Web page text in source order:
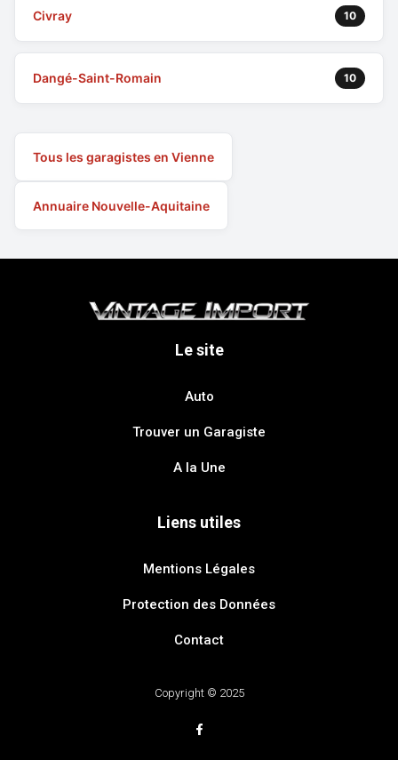
Civray 10
Dangé-Saint-Romain 10
Tous les garagistes en Vienne
Annuaire Nouvelle-Aquitaine
Le site
Auto
Trouver un Garagiste
A la Une
Liens utiles
Mentions Légales
Protection des Données
Contact
Copyright © 2025